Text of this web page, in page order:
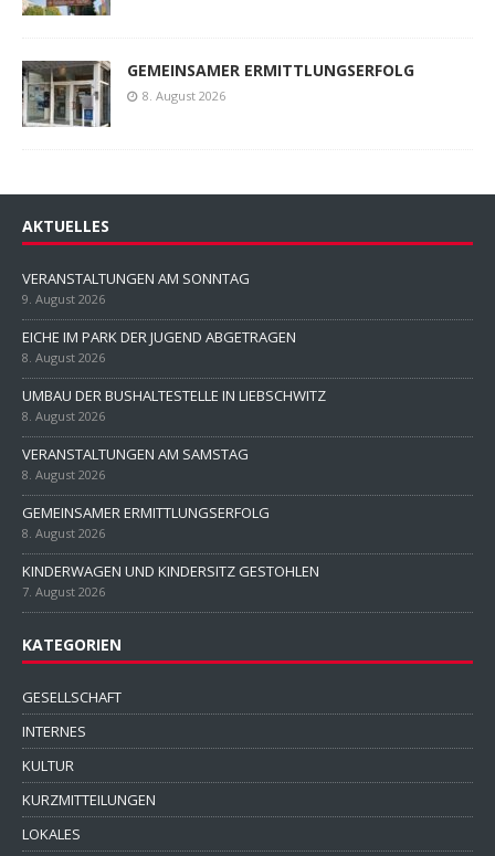
GEMEINSAMER ERMITTLUNGSERFOLG
8. August 2026
AKTUELLES
VERANSTALTUNGEN AM SONNTAG
9. August 2026
EICHE IM PARK DER JUGEND ABGETRAGEN
8. August 2026
UMBAU DER BUSHALTESTELLE IN LIEBSCHWITZ
8. August 2026
VERANSTALTUNGEN AM SAMSTAG
8. August 2026
GEMEINSAMER ERMITTLUNGSERFOLG
8. August 2026
KINDERWAGEN UND KINDERSITZ GESTOHLEN
7. August 2026
KATEGORIEN
GESELLSCHAFT
INTERNES
KULTUR
KURZMITTEILUNGEN
LOKALES